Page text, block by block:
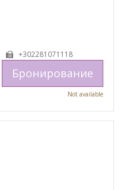
+302281071118
Бронирование
Not available